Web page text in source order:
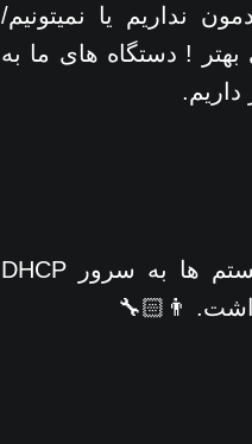
نداریم یا نمیتونیم/
! دستگاه های ما به
در چنین سناریو هایی به راحتی میشه با تبدیل یکی از سیستم ها به سرور DHCP
👨🏻‍🔧